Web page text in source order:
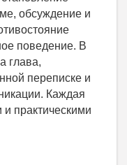
обсуждение и
поведение. В
глава,
переписке и
Каждая
практическими